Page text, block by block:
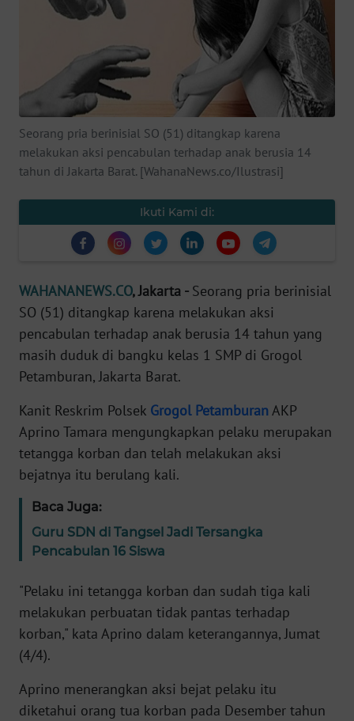
Seorang pria berinisial SO (51) ditangkap karena
melakukan aksi pencabulan terhadap anak berusia 14
tahun di Jakarta Barat. [WahanaNews.co/Ilustrasi]
Ikuti Kami di:
WAHANANEWS.CO, Jakarta - Seorang pria berinisial
SO (51) ditangkap karena melakukan aksi
pencabulan terhadap anak berusia 14 tahun yang
masih duduk di bangku kelas 1 SMP di Grogol
Petamburan, Jakarta Barat.
Kanit Reskrim Polsek Grogol PetamburanAKP
Aprino Tamara mengungkapkan pelaku merupakan
tetangga korban dan telah melakukan aksi
bejatnya itu berulang kali.
Baca Juga:
Guru SDN di Tangsel Jadi Tersangka
Pencabulan 16 Siswa
"Pelaku ini tetangga korban dan sudah tiga kali
melakukan perbuatan tidak pantas terhadap
korban," kata Aprino dalam keterangannya, Jumat
(4/4).
Aprino menerangkan aksi bejat pelaku itu
diketahui orang tua korban pada Desember tahun
SAINS-TEKNO
INTERNASIONAL
SERBA-SERBI
OLAHRAGA
EDITORIAL
Informasi
BERITA
KONTAK
KAMI
INFO
IKLAN
KAMI
PEDOMAN
SIBER
REDAKSI